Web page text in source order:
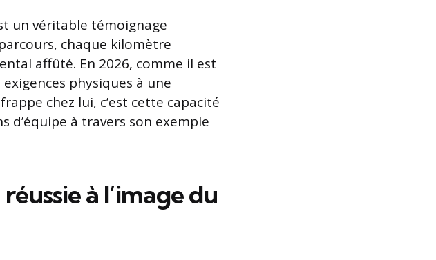
un véritable témoignage
chaque kilomètre
affûté. En 2026, comme il est
physiques à une
chez lui, c’est cette capacité
d’équipe à travers son exemple
à l’image du